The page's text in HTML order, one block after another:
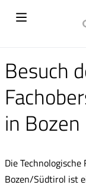
Besuch
in Bozen
Die Technologische
Bozen/Südtirol ist